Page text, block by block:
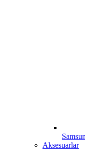
Aksesuarlar